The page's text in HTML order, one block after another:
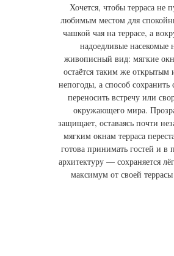
Хочется, чтобы терраса не
любимым местом для
чашкой чая на террасе, а
надоедливые
живописный вид: мягкие
остаётся таким же
непогоды, а способ
переносить встречу или
окружающего мира.
защищает, оставаясь почти
мягким окнам терраса
готова принимать гостей и в
архитектуру — сохраняется
максимум от своей